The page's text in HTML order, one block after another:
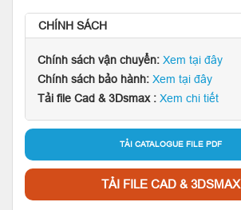
CHÍNH SÁCH
Chính sách vận chuyển: Xem tại đây
Chính sách bảo hành: Xem tại đây
Tải file Cad & 3Dsmax : Xem chi tiết
TẢI CATALOGUE FILE PDF
TẢI FILE CAD & 3DSMAX